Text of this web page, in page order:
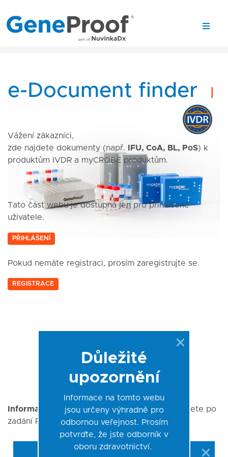
e-Document finder
Vážení zákazníci,
zde najdete dokumenty (např.
IFU, CoA, BL, PoS) k
produktům IVDR a myCROBE produktům.
Tato část webu je dostupná jen pro přihlášené
uživatele.
PŘIHLÁŠENÍ
Pokud nemáte registraci, prosím zaregistrujte se.
REGISTRACE
Informativní upozorněnípro konkrétní kit najdete po
zadání REFu zde:
Důležité
upozornění
Informace na tomto webu
jsou určeny výhradně pro
odbornou veřejnost. Prosím
potvrďte, že jste odborník v
oboru zdravotnictví.